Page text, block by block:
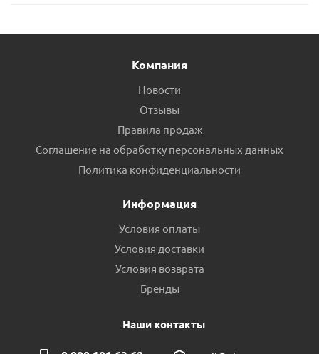
Компания
Новости
Отзывы
Правила продаж
Соглашение на обработку персональных данных
Политика конфиденциальности
Информация
Условия оплаты
Условия доставки
Условия возврата
Бренды
Наши контакты